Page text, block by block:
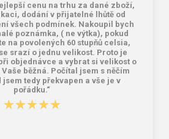
cenu na trhu za dané zboží,
dodání v přijatelné lhůtě od
všech podmínek. Nakoupil bych
poznámka, ( ne výtka), pokud
na povolených 60 stupňů celsia,
srazí o jednu velikost. Proto je
objednávce a vybrat si velikost o
běžná. Počítal jsem s něčím
jsem tedy překvapen a vše je v
pořádku.“
★★★★★
★★★★★